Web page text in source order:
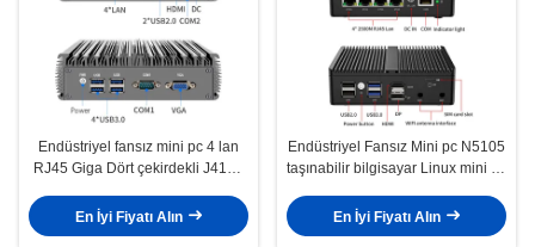
Endüstriyel fansız mini pc 4 lan
RJ45 Giga Dört çekirdekli J4125
mini pc bilgisayar
En İyi Fiyatı Alın
Endüstriyel Fansız Mini pc N5105
taşınabilir bilgisayar Linux mini pc
En İyi Fiyatı Alın